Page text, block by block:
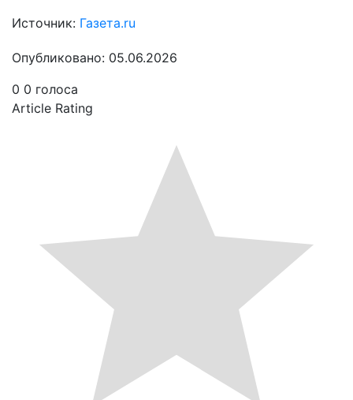
Источник: Газета.ru
Опубликовано: 05.06.2026
0 0 голоса
Article Rating